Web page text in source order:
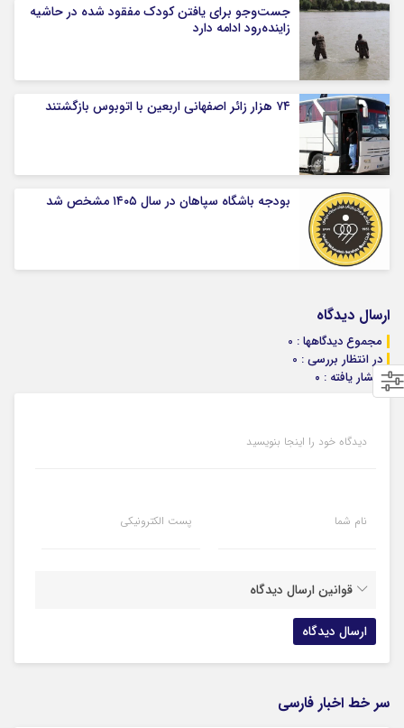
جست‌وجو برای یافتن کودک مفقود شده در حاشیه
زاینده‌رود ادامه دارد
۷۴ هزار زائر اصفهانی اربعین با اتوبوس بازگشتند
بودجه باشگاه سپاهان در سال ۱۴۰۵ مشخص شد
ارسال دیدگاه
مجموع دیدگاهها : 0
در انتظار بررسی : 0
انتشار یافته : ۰
دیدگاه خود را اینجا بنویسید
نام شما پست الکترونیکی
قوانین ارسال دیدگاه
سر خط اخبار فارسی